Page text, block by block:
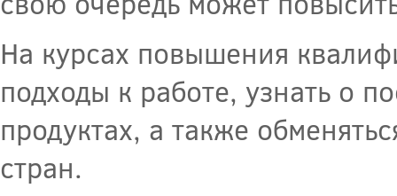
На курсах повышения
подходы к работе, узнать о
продуктах, а также
стран.